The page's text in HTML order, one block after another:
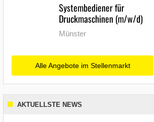
Systembediener für
Druckmaschinen (m/w/d)
Münster
Alle Angebote im Stellenmarkt
AKTUELLSTE NEWS